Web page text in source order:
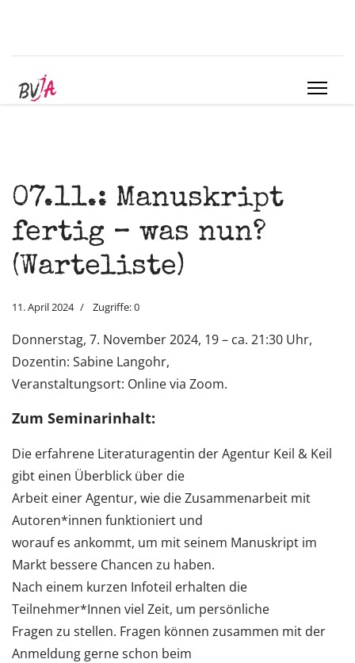
07.11.: Manuskript
fertig – was nun?
(Warteliste)
11. April 2024 Zugriffe: 0
Donnerstag, 7. November 2024, 19 – ca. 21:30 Uhr,
Dozentin: Sabine Langohr,
Veranstaltungsort: Online via Zoom.
Zum Seminarinhalt:
Die erfahrene Literaturagentin der Agentur Keil & Keil
gibt einen Überblick über die
Arbeit einer Agentur, wie die Zusammenarbeit mit
Autoren*innen funktioniert und
worauf es ankommt, um mit seinem Manuskript im
Markt bessere Chancen zu haben.
Nach einem kurzen Infoteil erhalten die
Teilnehmer*Innen viel Zeit, um persönliche
Fragen zu stellen. Fragen können zusammen mit der
Anmeldung gerne schon beim